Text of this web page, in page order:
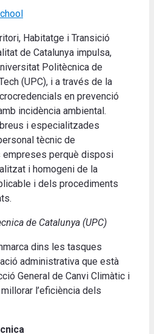
Habitatge i Transició
de Catalunya impulsa,
Politècnica de
(UPC), i a través de la
en prevenció
incidència ambiental.
i especialitzades
tècnic de
empreses perquè disposi
i homogeni de la
i dels procediments
de Catalunya (UPC)
dins les tasques
administrativa que està
General de Canvi Climàtic i
l’eficiència dels